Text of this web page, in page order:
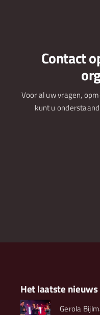
Contact
Voor al uw vragen,
kunt u
Het laatste nieuws
Gerola